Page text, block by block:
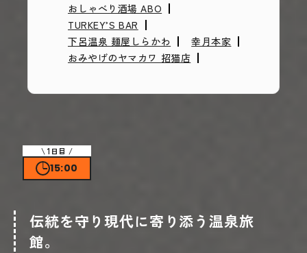
おしゃべり酒場 ABO
TURKEY’S BAR
下呂温泉 麺屋しらかわ
幸月本家
おみやげのヤマカワ 招猫店
伝統を守り現代に寄り添う温泉旅
館。
1日目
15:00